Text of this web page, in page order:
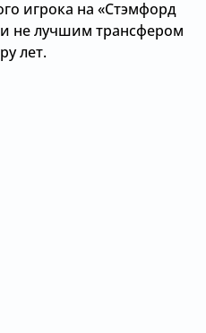
игрока на «Стэмфорд
не лучшим трансфером
лет.